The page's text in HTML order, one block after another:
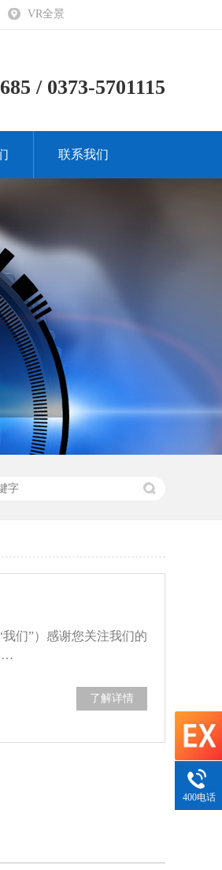
VR全景
/ 0373-5701115
联系我们
们”）感谢您关注我们的
…
了解详情
400电话